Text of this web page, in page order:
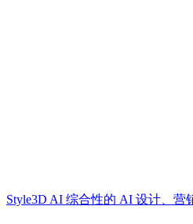
Style3D AI 综合性的 AI 设计、营